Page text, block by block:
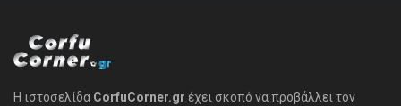
Η ιστοσελίδα CorfuCorner.gr έχει σκοπό να προβάλλει τον